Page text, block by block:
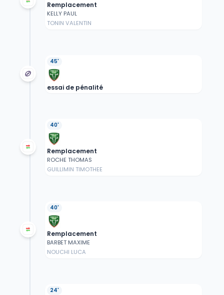
Remplacement
KELLY PAUL
TONIN VALENTIN
45'
essai de pénalité
40'
Remplacement
ROCHE THOMAS
GUILLIMIN TIMOTHEE
40'
Remplacement
BARBET MAXIME
NOUCHI LUCA
24'